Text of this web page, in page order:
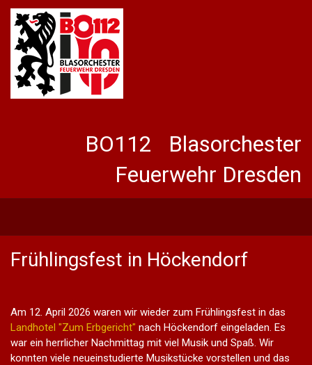
BO112 Blasorchester
Feuerwehr Dresden
Frühlingsfest in Höckendorf
Am 12. April 2026 waren wir wieder zum Frühlingsfest in das
Landhotel "Zum Erbgericht" nach Höckendorf eingeladen. Es
war ein herrlicher Nachmittag mit viel Musik und Spaß. Wir
konnten viele neueinstudierte Musikstücke vorstellen und das